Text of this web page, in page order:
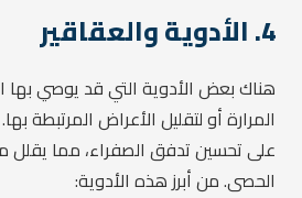
4. الأدوية والعقاقير
هناك بعض الأدوية التي قد يوصي بها
المرارة أو لتقليل الأعراض المرتبطة
على تحسين تدفق الصفراء، مما يقلل
الحصى. من أبرز هذه الأدوية: